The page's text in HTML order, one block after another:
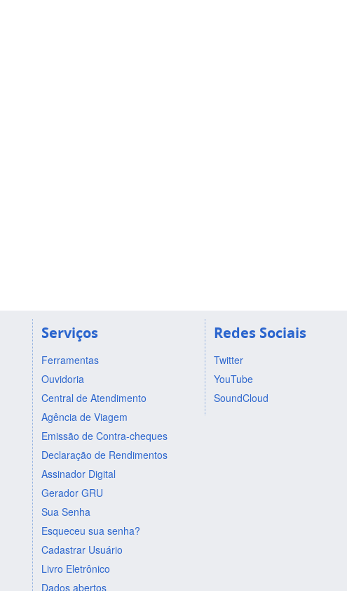
Serviços
Ferramentas
Ouvidoria
Central de Atendimento
Agência de Viagem
Emissão de Contra-cheques
Declaração de Rendimentos
Assinador Digital
Gerador GRU
Sua Senha
Esqueceu sua senha?
Cadastrar Usuário
Livro Eletrônico
Dados abertos
Redes Sociais
Twitter
YouTube
SoundCloud